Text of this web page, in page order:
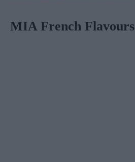
MIA French Flavours